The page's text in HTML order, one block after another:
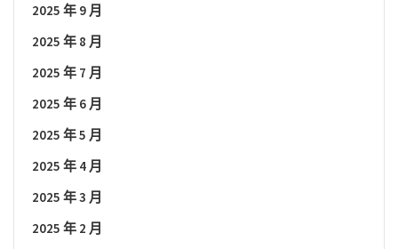
2025 年 9 月
2025 年 8 月
2025 年 7 月
2025 年 6 月
2025 年 5 月
2025 年 4 月
2025 年 3 月
2025 年 2 月